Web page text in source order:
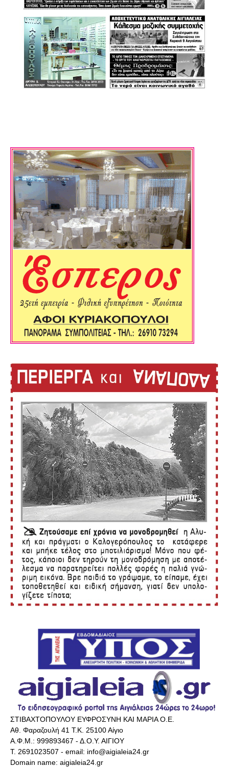
ΣΤΙΒΑΧΤΟΠΟΥΛΟΥ ΕΥΦΡΟΣΥΝΗ ΚΑΙ ΜΑΡΙΑ Ο.Ε.
Αθ. Φαραζουλή 41 Τ.Κ. 25100 Αίγιο
Α.Φ.Μ.: 999893467 - Δ.Ο.Υ. ΑΙΓΙΟΥ
Τ. 2691023507 - email: info@aigialeia24.gr
Domain name: aigialeia24.gr